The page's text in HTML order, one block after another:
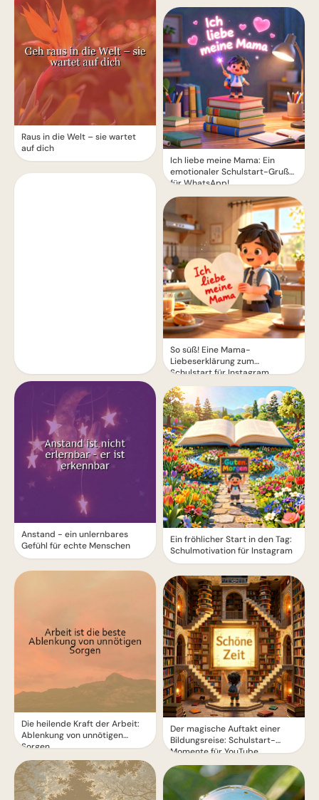
Raus in die Welt – sie wartet
auf dich
Anstand - ein unlernbares
Gefühl für echte Menschen
Die heilende Kraft der Arbeit:
Ablenkung von unnötigen
Sorgen
Ich liebe meine Mama: Ein
emotionaler Schulstart-Gruß
für WhatsApp!
So süß! Eine Mama-
Liebeserklärung zum
Schulstart für Instagram
Ein fröhlicher Start in den Tag:
Schulmotivation für Instagram
Der magische Auftakt einer
Bildungsreise: Schulstart-
Momente für YouTube